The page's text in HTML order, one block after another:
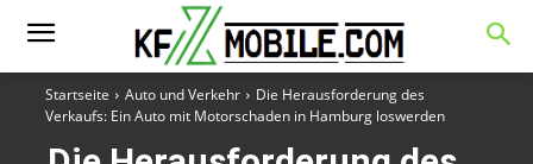
Startseite Auto und Verkehr
Die Herausforderung des
Verkaufs: Ein Auto mit Motorschaden in Hamburg loswerden